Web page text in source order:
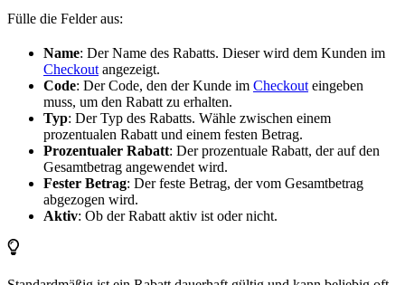
Fülle die Felder aus:
Name: Der Name des Rabatts. Dieser wird dem Kunden im
Checkout angezeigt.
Code: Der Code, den der Kunde im Checkout eingeben
muss, um den Rabatt zu erhalten.
Typ: Der Typ des Rabatts. Wähle zwischen einem
prozentualen Rabatt und einem festen Betrag.
Prozentualer Rabatt: Der prozentuale Rabatt, der auf den
Gesamtbetrag angewendet wird.
Fester Betrag: Der feste Betrag, der vom Gesamtbetrag
abgezogen wird.
Aktiv: Ob der Rabatt aktiv ist oder nicht.